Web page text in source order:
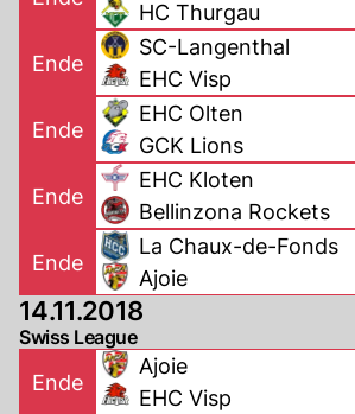
HC Thurgau
Ende
SC-Langenthal
EHC Visp
Ende
EHC Olten
GCK Lions
Ende
EHC Kloten
Bellinzona Rockets
Ende
La Chaux-de-Fonds
Ajoie
14.11.2018
Swiss League
Ende
Ajoie
EHC Visp